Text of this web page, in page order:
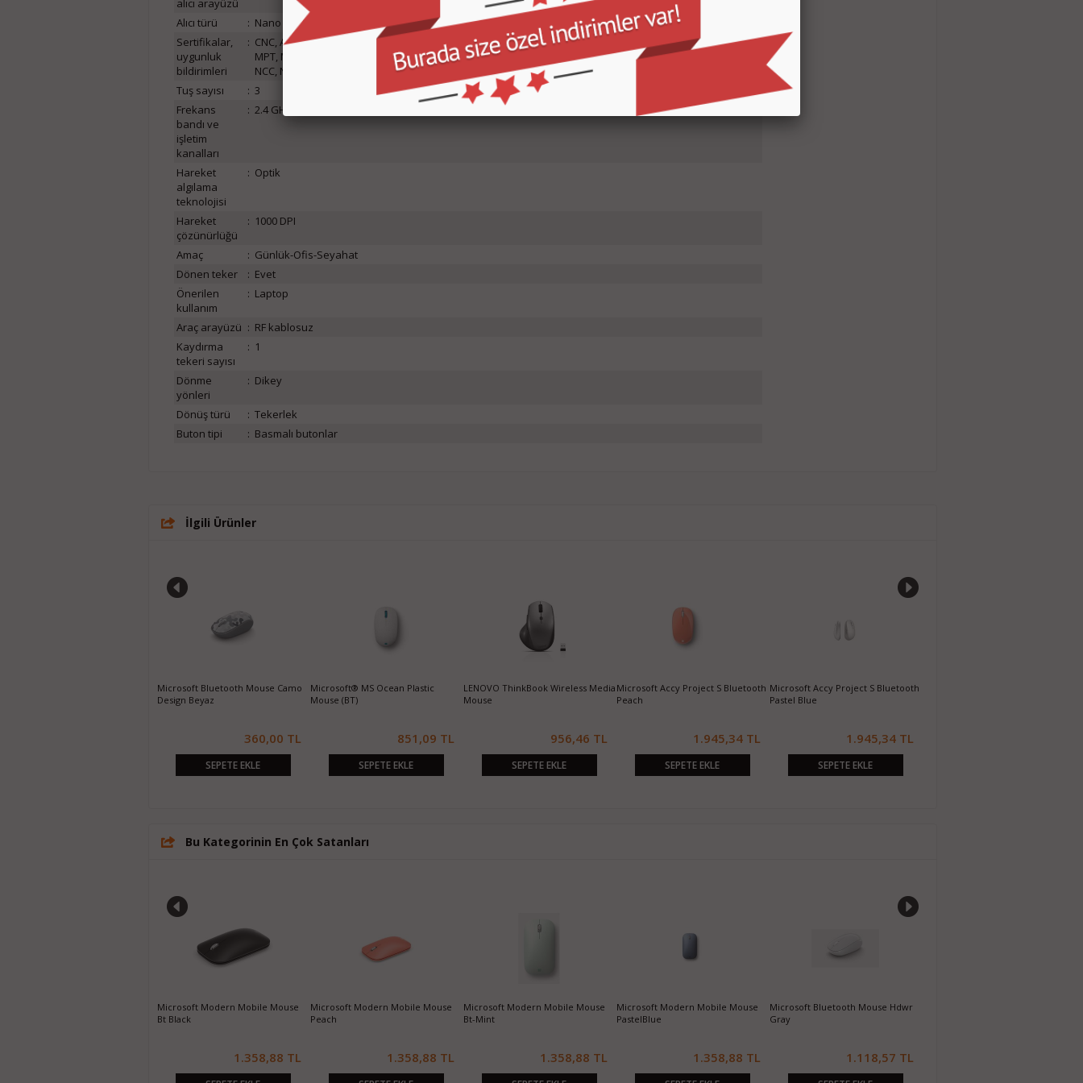
alıcı arayüzü
Alıcı türü
: Nano alıcı
Sertifikalar,
uygunluk
bildirimleri
: CNC, ACMA, DWLFM, ANATEL, RSS-210, SUBTEL, CMIIT, R&TTE, WEEE, POSTEL, MIC, VCCI, TRC, KZ, CCK, KCC,
MPT, MOT, SIRIM, ICTA, COFETEL, ANRT, NCC, TRA, PTA, MTC, ICT, GOST, FAC, CITC, RATEL, IDA, ICASA, BSMI,
NCC, NTC, CERT, UkrSEPRO, TRA, URSEC, FCC ID, CONATEL, CB
Tuş sayısı
: 3
Frekans
bandı ve
işletim
kanalları
: 2.4 GHz
Hareket
algılama
teknolojisi
: Optik
Hareket
çözünürlüğü
: 1000 DPI
Amaç : Günlük-Ofis-Seyahat
Dönen teker
: Evet
Önerilen
kullanım
: Laptop
Araç arayüzü : RF kablosuz
Kaydırma
tekeri sayısı
: 1
Dönme
yönleri
: Dikey
Dönüş türü : Tekerlek
Buton tipi
: Basmalı butonlar
İlgili Ürünler
Microsoft Bluetooth Mouse Camo
Design Beyaz
360,00 TL
SEPETE EKLE
Microsoft® MS Ocean Plastic
Mouse (BT)
851,09 TL
SEPETE EKLE
LENOVO ThinkBook Wireless Media
Mouse
956,46 TL
SEPETE EKLE
Microsoft Accy Project S Bluetooth
Peach
1.945,34 TL
SEPETE EKLE
Microsoft Accy Project S Bluetooth
Pastel Blue
1.945,34 TL
SEPETE EKLE
Bu Kategorinin En Çok Satanları
Microsoft Modern Mobile Mouse
Bt Black
1.358,88 TL
Microsoft Modern Mobile Mouse
Peach
1.358,88 TL
Microsoft Modern Mobile Mouse
Bt-Mint
1.358,88 TL
Microsoft Modern Mobile Mouse
PastelBlue
1.358,88 TL
Microsoft Bluetooth Mouse Hdwr
Gray
1.118,57 TL